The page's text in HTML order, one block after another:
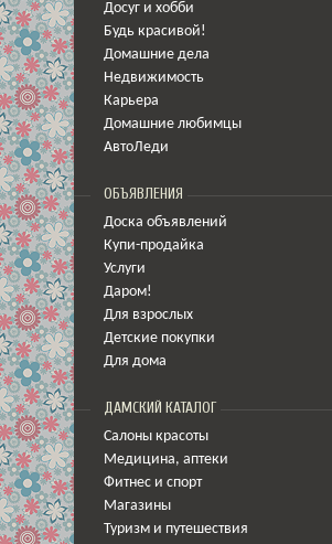
Досуг и хобби
Будь красивой!
Домашние дела
Недвижимость
Карьера
Домашние любимцы
АвтоЛеди
ОБЪЯВЛЕНИЯ
Доска объявлений
Купи-продайка
Услуги
Даром!
Для взрослых
Детские покупки
Для дома
ДАМСКИЙ КАТАЛОГ
Салоны красоты
Медицина, аптеки
Фитнес и спорт
Магазины
Туризм и путешествия